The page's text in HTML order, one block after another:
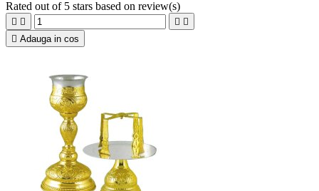
Rated out of 5 stars based on review(s)
   
 Adauga in cos